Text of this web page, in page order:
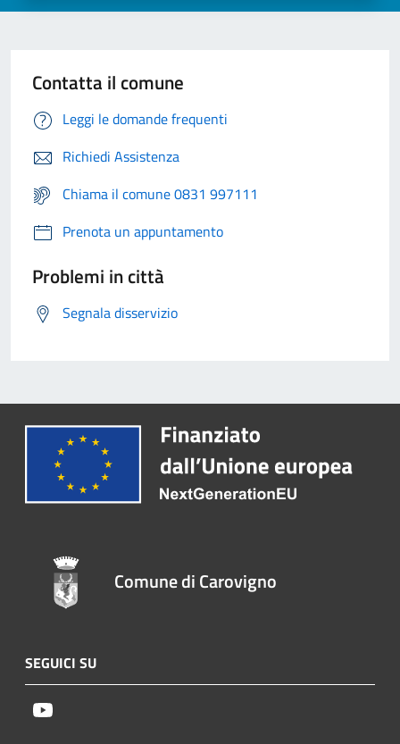
Contatta il comune
Leggi le domande frequenti
Richiedi Assistenza
Chiama il comune 0831 997111
Prenota un appuntamento
Problemi in città
Segnala disservizio
Comune di Carovigno
SEGUICI SU